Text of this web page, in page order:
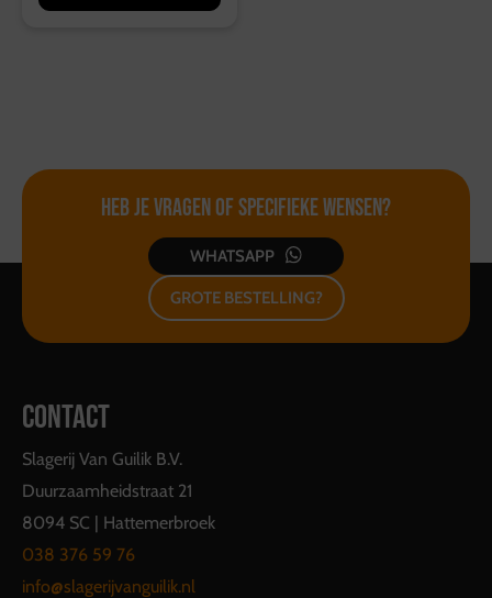
Heb je vragen ofspecifieke wensen?
WHATSAPP
GROTE BESTELLING?
CONTACT
Slagerij Van Guilik B.V.
Duurzaamheidstraat 21
8094 SC | Hattemerbroek
038 376 59 76
info@slagerijvanguilik.nl